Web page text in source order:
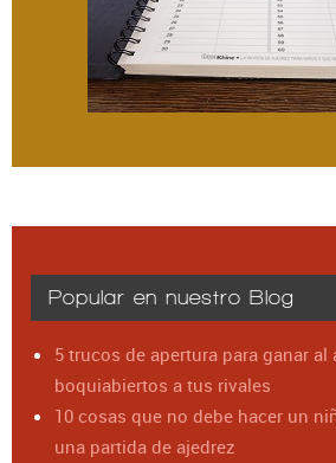
Popular en nuestro Blog
5 trucos de apertura para ganar al
boquiabiertos a tus rivales
10 cosas que no debe hacer un
una partida de ajedrez